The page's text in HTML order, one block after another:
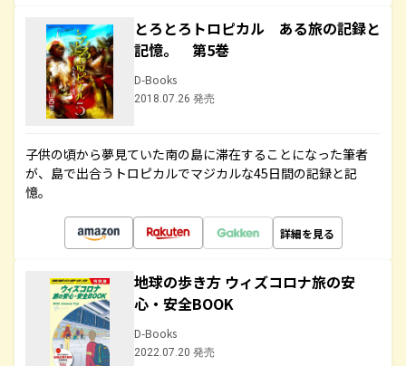
とろとろトロピカル ある旅の記録と
記憶。 第5巻
D-Books
2018.07.26 発売
子供の頃から夢見ていた南の島に滞在することになった筆者
が、島で出合うトロピカルでマジカルな45日間の記録と記
憶。
詳細を見る
地球の歩き方 ウィズコロナ旅の安
心・安全BOOK
D-Books
2022.07.20 発売